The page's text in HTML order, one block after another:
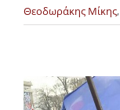
Θεοδωράκης Μίκης,